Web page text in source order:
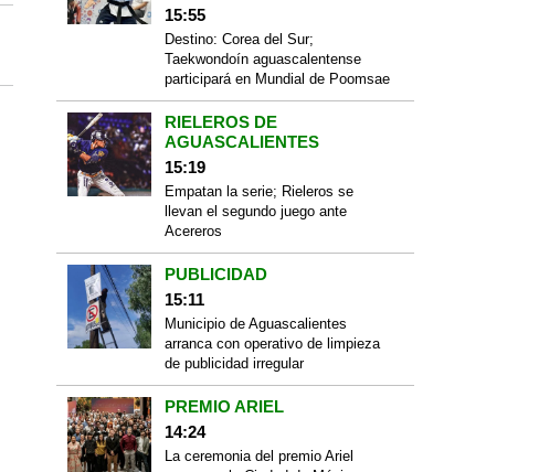
15:55
Destino: Corea del Sur;
Taekwondoín aguascalentense
participará en Mundial de Poomsae
RIELEROS DE
AGUASCALIENTES
15:19
Empatan la serie; Rieleros se
llevan el segundo juego ante
Acereros
PUBLICIDAD
15:11
Municipio de Aguascalientes
arranca con operativo de limpieza
de publicidad irregular
PREMIO ARIEL
14:24
La ceremonia del premio Ariel